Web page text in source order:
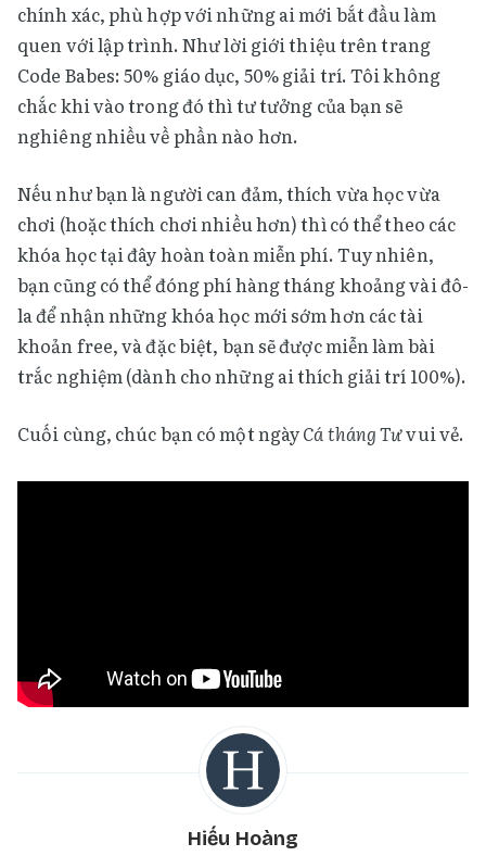
chính xác, phù hợp với những ai mới bắt đầu làm
quen với lập trình. Như lời giới thiệu trên trang
Code Babes: 50% giáo dục, 50% giải trí. Tôi không
chắc khi vào trong đó thì tư tưởng của bạn sẽ
nghiêng nhiều về phần nào hơn.
Nếu như bạn là người can đảm, thích vừa học vừa
chơi (hoặc thích chơi nhiều hơn) thì có thể theo các
khóa học tại đây hoàn toàn miễn phí. Tuy nhiên,
bạn cũng có thể đóng phí hàng tháng khoảng vài đô-
la để nhận những khóa học mới sớm hơn các tài
khoản free, và đặc biệt, bạn sẽ được miễn làm bài
trắc nghiệm (dành cho những ai thích giải trí 100%).
Cuối cùng, chúc bạn có một ngàyCá tháng Tưvui vẻ.
Hiếu Hoàng